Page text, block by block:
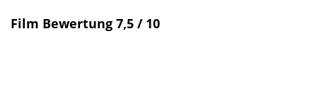
Film Bewertung 7,5 / 10